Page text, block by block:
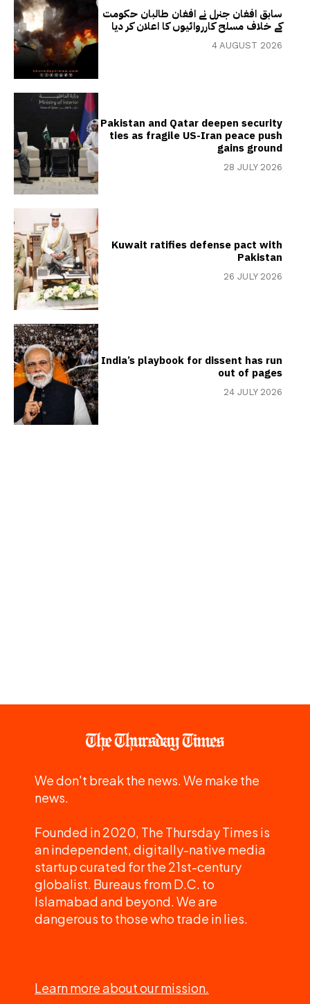
سابق افغان جنرل نے افغان طالبان حکومت
کے خلاف مسلح کارروائیوں کا اعلان کر دیا
4 AUGUST 2026
Pakistan and Qatar deepen security
ties as fragile US-Iran peace push
gains ground
28 JULY 2026
Kuwait ratifies defense pact with
Pakistan
26 JULY 2026
India’s playbook for dissent has run
out of pages
24 JULY 2026
We don't break the news. We make the
news.
Founded in 2020, The Thursday Times is
an independent, digitally-native media
startup curated for the 21st-century
globalist. Bureaus from D.C. to
Islamabad and beyond. We are
dangerous to those who trade in lies.
Learn more about our mission.